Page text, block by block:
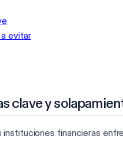
evitar
clave y
instituciones financieras